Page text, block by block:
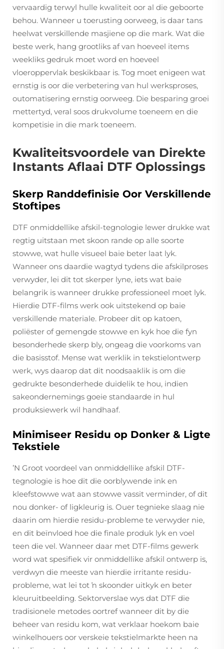
vervaardig terwyl hulle kwaliteit oor al die geboorte
behou. Wanneer u toerusting oorweeg, is daar tans
heelwat verskillende masjiene op die mark. Wat die
beste werk, hang grootliks af van hoeveel items
weekliks gedruk moet word en hoeveel
vloeroppervlak beskikbaar is. Tog moet enigeen wat
ernstig is oor die verbetering van hul werksproses,
outomatisering ernstig oorweeg. Die besparing groei
mettertyd, veral soos drukvolume toeneem en die
kompetisie in die mark toeneem.
Kwaliteitsvoordele van Direkte
Instants Aflaai DTF Oplossings
Skerp Randdefinisie Oor Verskillende
Stoftipes
DTF onmiddellike afskil-tegnologie lewer drukke wat
regtig uitstaan met skoon rande op alle soorte
stowwe, wat hulle visueel baie beter laat lyk.
Wanneer ons daardie wagtyd tydens die afskilproses
verwyder, lei dit tot skerper lyne, iets wat baie
belangrik is wanneer drukke professioneel moet lyk.
Hierdie DTF-films werk ook uitstekend op baie
verskillende materiale. Probeer dit op katoen,
poliëster of gemengde stowwe en kyk hoe die fyn
besonderhede skerp bly, ongeag die voorkoms van
die basisstof. Mense wat werklik in tekstielontwerp
werk, wys daarop dat dit noodsaaklik is om die
gedrukte besonderhede duidelik te hou, indien
sakeondernemings goeie standaarde in hul
produksiewerk wil handhaaf.
Minimiseer Residu op Donker & Ligte
Tekstiele
ʼN Groot voordeel van onmiddellike afskil DTF-
tegnologie is hoe dit die oorblywende ink en
kleefstowwe wat aan stowwe vassit verminder, of dit
nou donker- of ligkleurig is. Ouer tegnieke slaag nie
daarin om hierdie residu-probleme te verwyder nie,
en dit beïnvloed hoe die finale produk lyk en voel
teen die vel. Wanneer daar met DTF-films gewerk
word wat spesifiek vir onmiddellike afskil ontwerp is,
verdwyn die meeste van hierdie irritante residu-
probleme, wat lei tot ŉ skoonder uitkyk en beter
kleuruitbeelding. Sektorverslae wys dat DTF die
tradisionele metodes oortref wanneer dit by die
beheer van residu kom, wat verklaar hoekom baie
winkelhouers oor verskeie tekstielmarkte heen na